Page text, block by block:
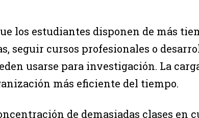
los estudiantes disponen de más
seguir cursos profesionales o
usarse para investigación. La
más eficiente del tiempo.
de demasiadas clases en